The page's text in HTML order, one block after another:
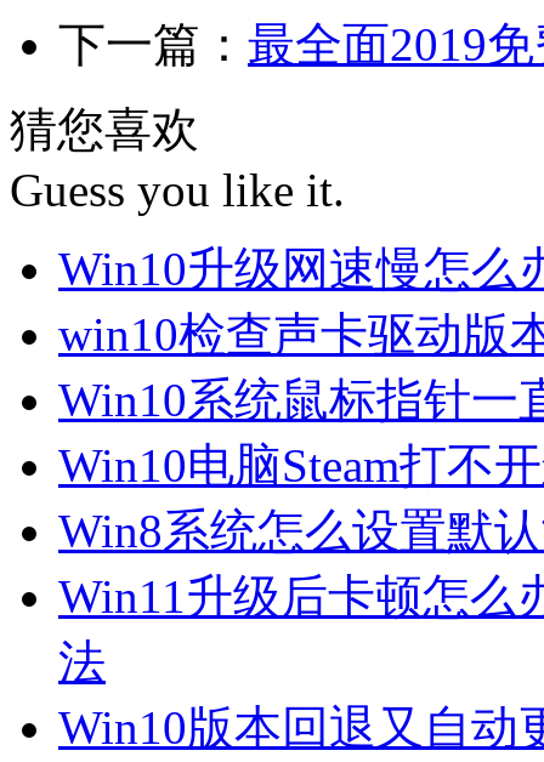
下一篇： 最全面2019
猜您喜欢
Guess you like it.
Win10升级网速慢怎么
win10检查声卡驱动版
Win10系统鼠标指针一
Win10电脑Steam打不
Win8系统怎么设置默
Win11升级后卡顿怎么
法
Win10版本回退又自动